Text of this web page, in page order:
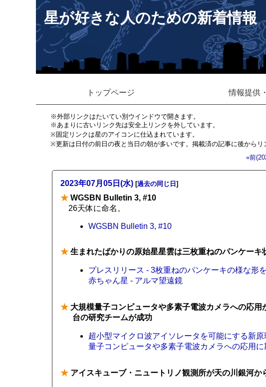
星が好きな人のための新着情報
トップページ 情報提供
※外部リンクはたいてい別ウインドウで開きます。
※あまりに古いリンク先は安全上リンクを外しています。
※固定リンクは星のアイコンに仕込まれています。
※更新は日付の前日の夜と当日の朝が多いです。掲載済の記事に後からリ
«前
2023年07月05日(水) [過去の同じ日 ]
★ WGSBN Bulletin 3, #10
26天体に命名。
WGSBN Bulletin 3, #10
★ 生まれたばかりの原始星星雲は三枚重ねのパンケーキ
プレスリリース - 3枚重ねのパンケーキの様な形
赤ちゃん星 - アルマ望遠鏡
★ 大規模量子コンピュータや多素子電波カメラへの応
台の研究チームが成功
超小型マイクロ波アイソレータを可能にする新
量子コンピュータや多素子電波カメラへの応用
★ アイスキューブ・ニュートリノ観測所が天の川銀河